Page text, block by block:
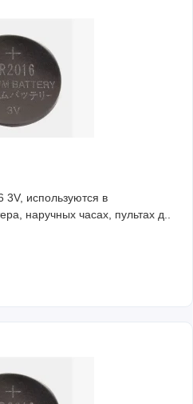
3V, используются в
наручных часах, пультах д..